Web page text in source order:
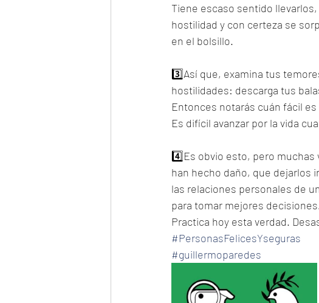
Tiene escaso sentido
hostilidad y con certeza se
en el bolsillo.
3️⃣Así que, examina tus
hostilidades: descarga tus
Entonces notarás cuán fácil
Es difícil avanzar por la vida
4️⃣Es obvio esto, pero
han hecho daño, que dejarlos
las relaciones personales de
para tomar mejores
Practica hoy esta verdad.
#PersonasFelicesYseguras
#guillermoparedes